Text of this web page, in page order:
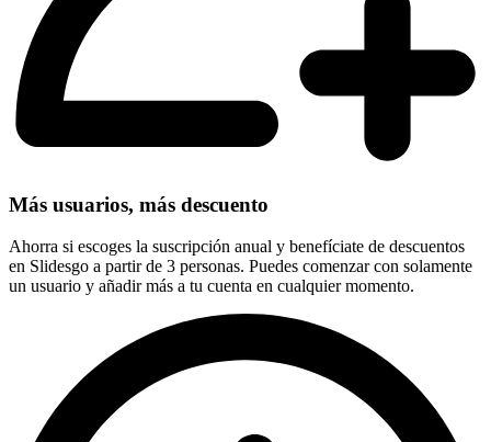
Más usuarios, más descuento
Ahorra si escoges la suscripción anual y benefíciate de descuentos
en Slidesgo a partir de 3 personas. Puedes comenzar con solamente
un usuario y añadir más a tu cuenta en cualquier momento.